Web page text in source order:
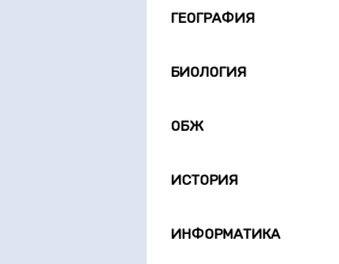
ГЕОГРАФИЯ
БИОЛОГИЯ
ОБЖ
ИСТОРИЯ
ИНФОРМАТИКА